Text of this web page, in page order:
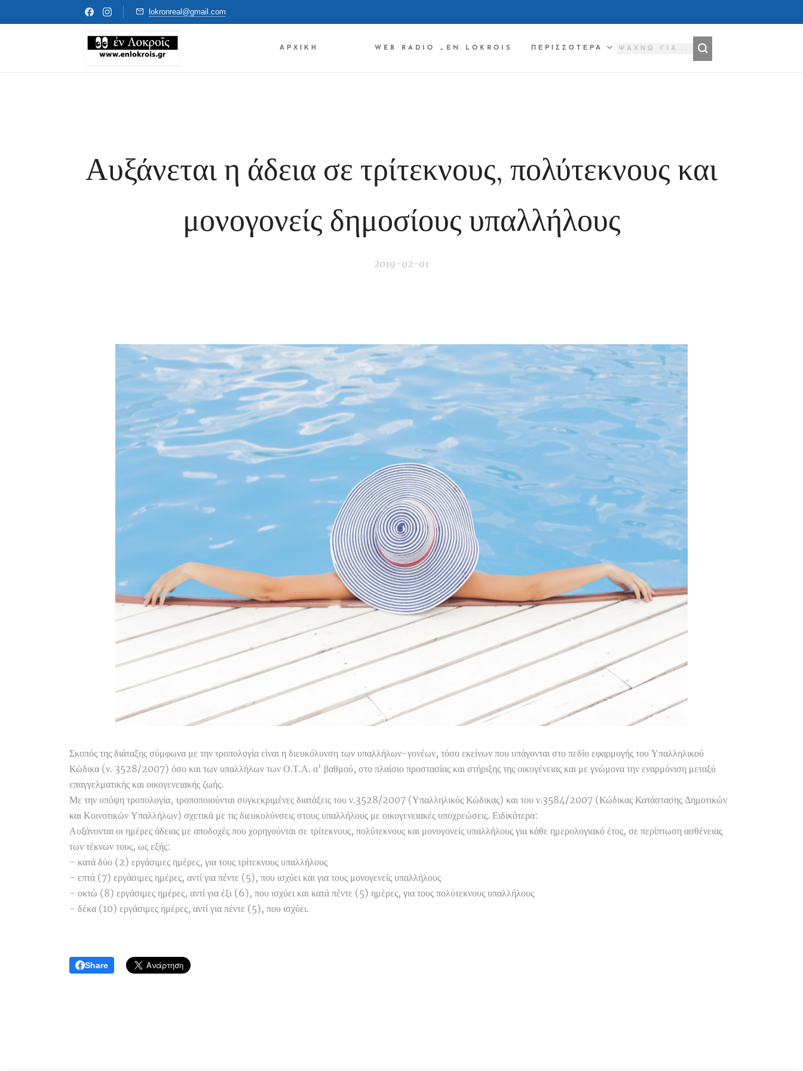
lokronreal@gmail.com
ΑΡΧΙΚΉ ✔✔✔ WEB RADIO _EN LOKROIS ΠΕΡΙΣΣΌΤΕΡΑ
Αυξάνεται η άδεια σε τρίτεκνους, πολύτεκνους και
μονογονείς δημοσίους υπαλλήλους
2019-02-01
Σκοπός της διάταξης σύμφωνα με την τροπολογία είναι η διευκόλυνση των υπαλλήλων-γονέων, τόσο εκείνων που υπάγονται στο πεδίο εφαρμογής του Υπαλληλικού
Κώδικα (ν. 3528/2007) όσο και των υπαλλήλων των Ο.Τ.Α. α' βαθμού, στο πλαίσιο προστασίας και στήριξης της οικογένειας και με γνώμονα την εναρμόνιση μεταξύ
επαγγελματικής και οικογενειακής ζωής.
Με την υπόψη τροπολογία, τροποποιούνται συγκεκριμένες διατάξεις του ν.3528/2007 (Υπαλληλικός Κώδικας) και του ν.3584/2007 (Κώδικας Κατάστασης Δημοτικών
και Κοινοτικών Υπαλλήλων) σχετικά με τις διευκολύνσεις στους υπαλλήλους με οικογενειακές υποχρεώσεις. Ειδικότερα:
Αυξάνονται οι ημέρες άδειας με αποδοχές που χορηγούνται σε τρίτεκνους, πολύτεκνους και μονογονείς υπαλλήλους για κάθε ημερολογιακό έτος, σε περίπτωση ασθένειας
των τέκνων τους, ως εξής:
- κατά δύο (2) εργάσιμες ημέρες, για τους τρίτεκνους υπαλλήλους
- επτά (7) εργάσιμες ημέρες, αντί για πέντε (5), που ισχύει και για τους μονογενείς υπαλλήλους
- οκτώ (8) εργάσιμες ημέρες, αντί για έξι (6), που ισχύει και κατά πέντε (5) ημέρες, για τους πολύτεκνους υπαλλήλους
- δέκα (10) εργάσιμες ημέρες, αντί για πέντε (5), που ισχύει.
Share